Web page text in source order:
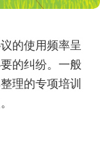
的使用频率呈
的纠纷。一般
理的专项培训